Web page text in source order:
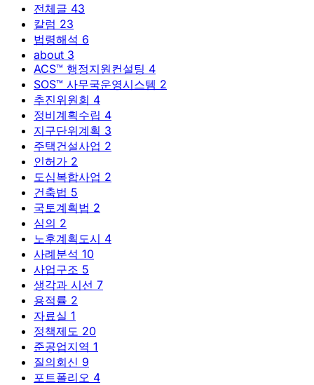
전체글 43
칼럼 23
법령해석 6
about 3
ACS™ 행정지원컨설팅 4
SOS™ 사무국운영시스템 2
추진위원회 4
정비계획수립 4
지구단위계획 3
주택건설사업 2
인허가 2
도심복합사업 2
건축법 5
국토계획법 2
심의 2
노후계획도시 4
사례분석 10
사업구조 5
생각과 시선 7
용적률 2
자료실 1
정책제도 20
준공업지역 1
질의회신 9
포트폴리오 4